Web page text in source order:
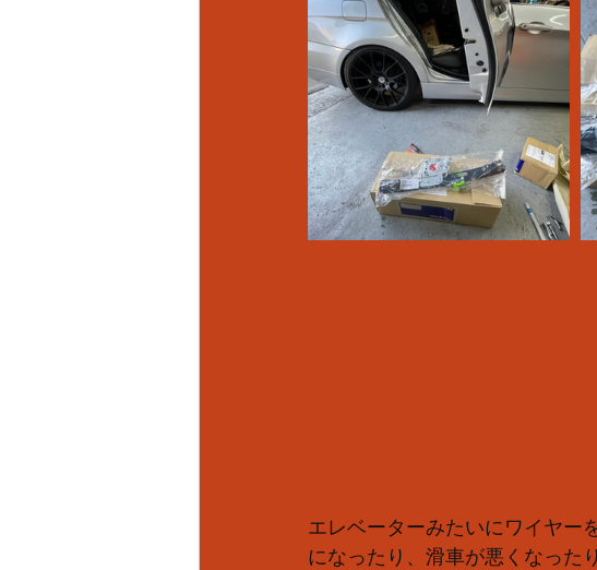
エレベーターみたいにワイヤー
になったり、滑車が悪くなった